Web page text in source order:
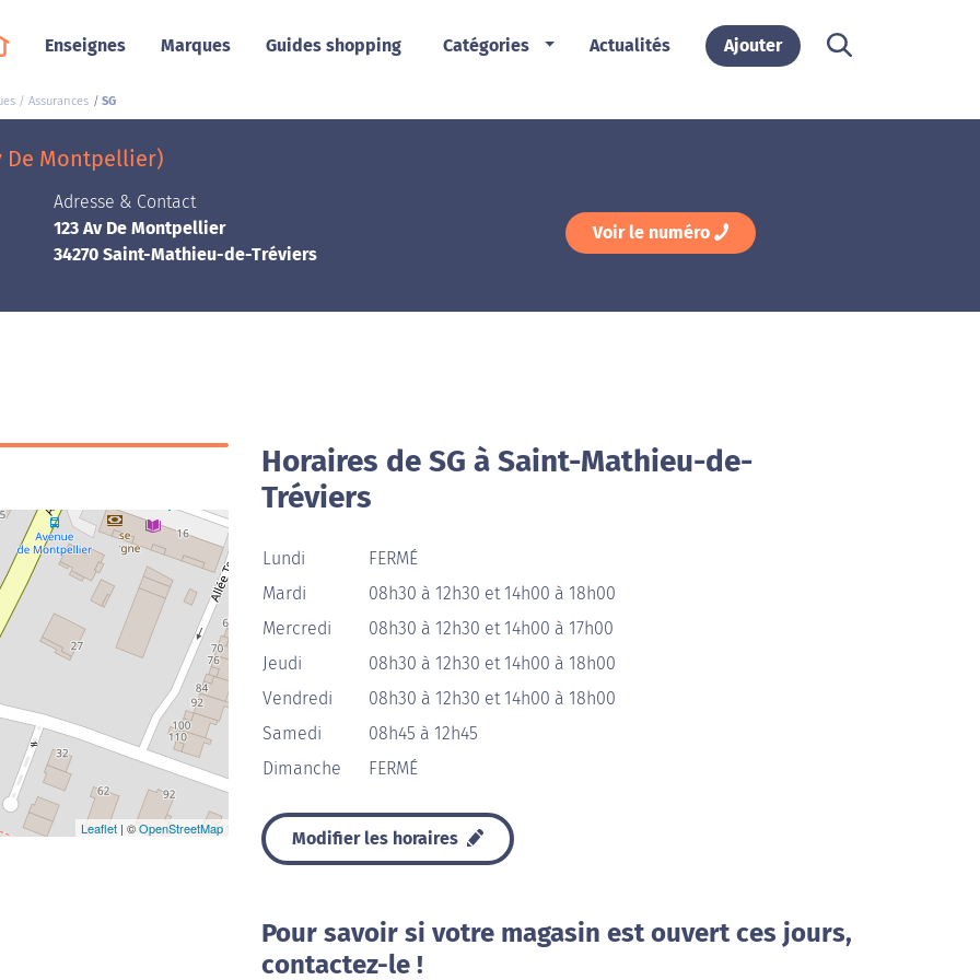
Enseignes Marques Guides shopping Catégories Actualités Ajouter
/ Assurances SG
De Montpellier)
Adresse & Contact
123 Av De Montpellier
34270 Saint-Mathieu-de-Tréviers
Voir le numéro
Leaflet | ©OpenStreetMap
Horaires de SG à Saint-Mathieu-de-
Tréviers
Lundi
FERMÉ
Mardi
08h30 à 12h30 et 14h00 à 18h00
Mercredi
08h30 à 12h30 et 14h00 à 17h00
Jeudi
08h30 à 12h30 et 14h00 à 18h00
Vendredi
08h30 à 12h30 et 14h00 à 18h00
Samedi
08h45 à 12h45
Dimanche
FERMÉ
Modifier les horaires
Pour savoir si votre magasin est ouvert ces jours,
contactez-le !